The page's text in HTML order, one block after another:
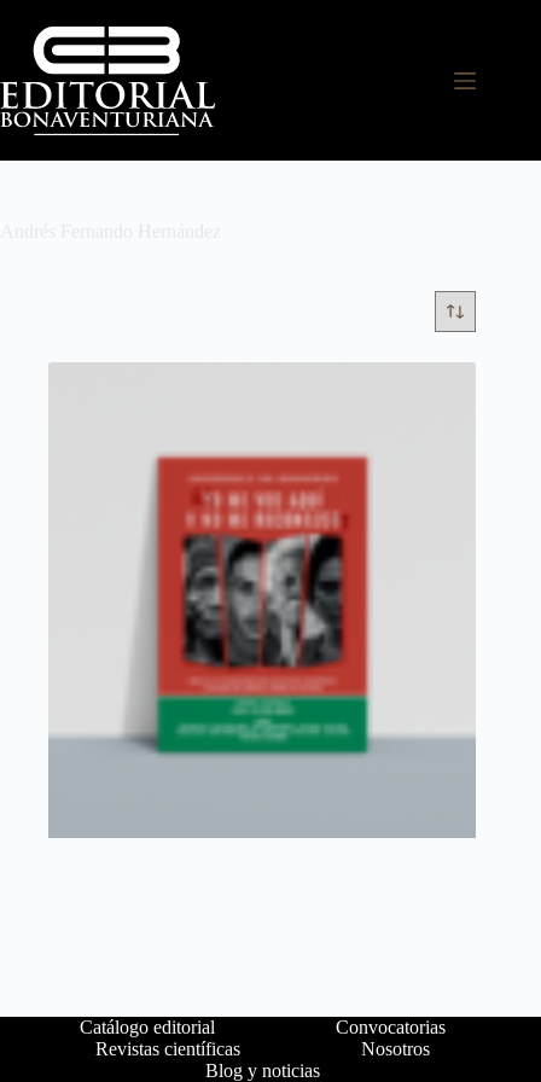
Andrés Fernando Hernández
Catálogo editorial
Convocatorias
Revistas científicas
Nosotros
Blog y noticias